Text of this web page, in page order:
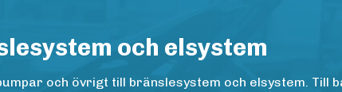
och elsystem
och övrigt till bränslesystem och elsystem. Till